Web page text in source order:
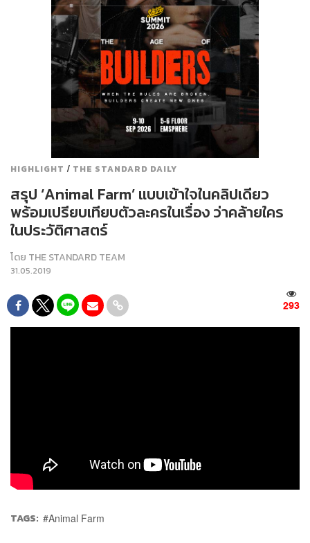
HIGHLIGHT / THE STANDARD DAILY
สรุป ‘Animal Farm’ แบบเข้าใจในคลิปเดียว
พร้อมเปรียบเทียบตัวละครในเรื่อง ว่าคล้ายใคร
ในประวัติศาสตร์
โดย THE STANDARD TEAM
31.05.2019
293
TAGS: Animal Farm